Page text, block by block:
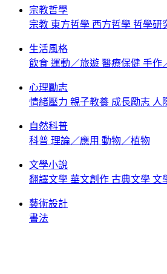
宗教哲學
宗教 東方哲學 西方哲學 哲學研
生活風格
飲食 運動／旅遊 醫療保健 手作
心理勵志
情緒壓力 親子教養 成長勵志 人
自然科普
科普 理論／應用 動物／植物
文學小說
翻譯文學 華文創作 古典文學 文
藝術設計
書法